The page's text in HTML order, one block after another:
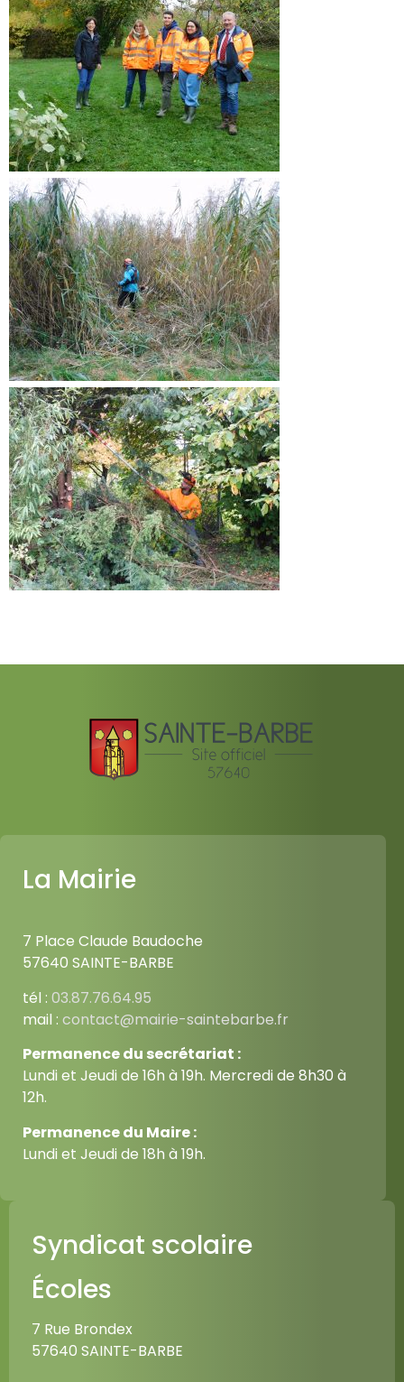
La Mairie
7 Place Claude Baudoche
57640 SAINTE-BARBE
tél : 03.87.76.64.95
mail : contact@mairie-saintebarbe.fr
Permanence du secrétariat :
Lundi et Jeudi de 16h à 19h. Mercredi de 8h30 à
12h.
Permanence du Maire :
Lundi et Jeudi de 18h à 19h.
Syndicat scolaire
Écoles
7 Rue Brondex
57640 SAINTE-BARBE